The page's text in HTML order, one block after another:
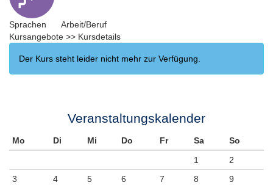
Sprachen
Arbeit/Beruf
Kursangebote >> Kursdetails
Der Kurs steht leider nicht mehr zur Verfügung.
Veranstaltungskalender
Mo Di Mi Do Fr Sa
So
1
2
3
4 5 6 7 8
9